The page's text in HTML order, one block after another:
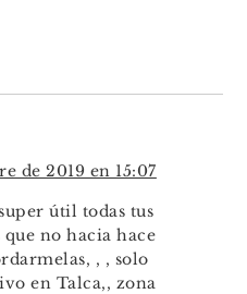
de 2019 en 15:07
útil todas tus
que no hacia hace
, , solo
en Talca,, zona